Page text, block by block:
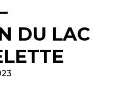
DU LAC